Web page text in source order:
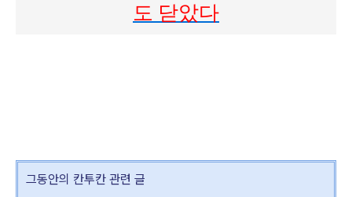
도 닫았다
그동안의 칸투칸 관련 글